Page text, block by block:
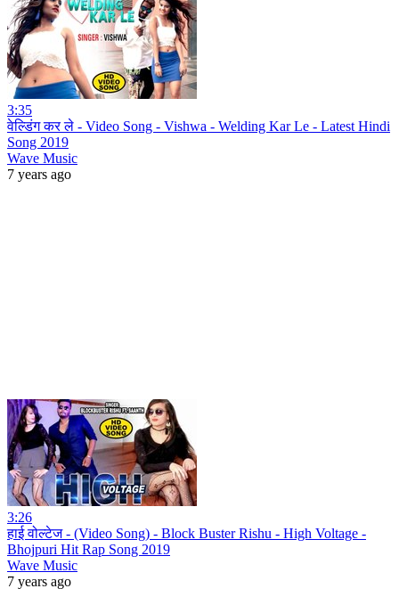
3:35
वेल्डिंग कर ले - Video Song - Vishwa - Welding Kar Le - Latest Hindi
Song 2019
Wave Music
7 years ago
3:26
हाई वोल्टेज - (Video Song) - Block Buster Rishu - High Voltage -
Bhojpuri Hit Rap Song 2019
Wave Music
7 years ago